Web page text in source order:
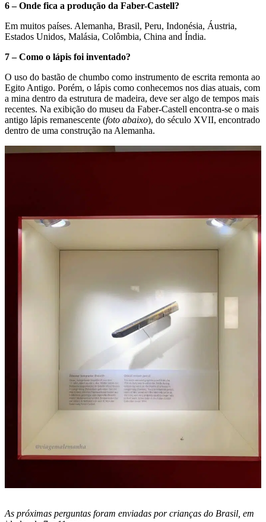
6 – Onde fica a produção da Faber-Castell?
Em muitos países. Alemanha, Brasil, Peru, Indonésia, Áustria,
Estados Unidos, Malásia, Colômbia, China and Índia.
7 – Como o lápis foi inventado?
O uso do bastão de chumbo como instrumento de escrita remonta ao
Egito Antigo. Porém, o lápis como conhecemos nos dias atuais, com
a mina dentro da estrutura de madeira, deve ser algo de tempos mais
recentes. Na exibição do museu da Faber-Castell encontra-se o mais
antigo lápis remanescente (foto abaixo), do século XVII, encontrado
dentro de uma construção na Alemanha.
As próximas perguntas foram enviadas por crianças do Brasil, em